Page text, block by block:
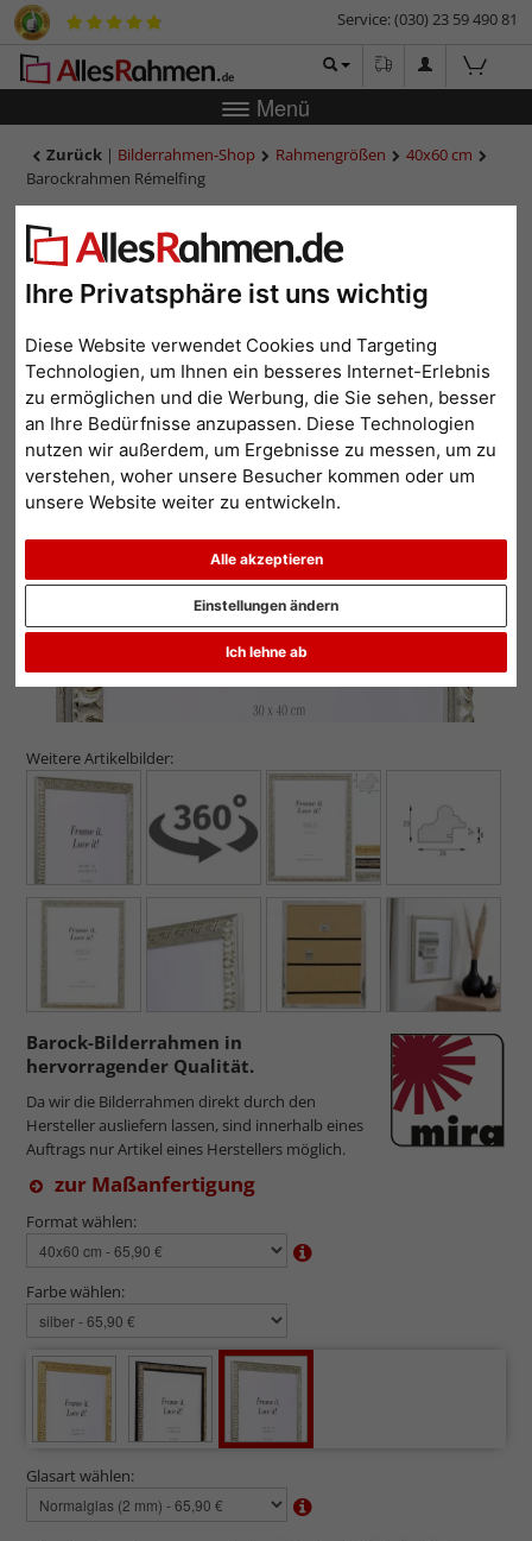
Ihre Privatsphäre ist uns wichtig
Diese Website verwendet Cookies und Targeting
Technologien, um Ihnen ein besseres Internet-Erlebnis
zu ermöglichen und die Werbung, die Sie sehen, besser
an Ihre Bedürfnisse anzupassen. Diese Technologien
nutzen wir außerdem, um Ergebnisse zu messen, um zu
verstehen, woher unsere Besucher kommen oder um
unsere Website weiter zu entwickeln.
Alle akzeptieren
Ich lehne ab
Einstellungen ändern
Service: (030) 23 59 490 81
Menü
Zurück | Bilderrahmen-Shop Rahmengrößen
40x60 cm
Barockrahmen Rémelfing
Barockrahmen Rémelfing
Zurück
Weitere Artikelbilder:
Barock-Bilderrahmen in
hervorragender Qualität.
Da wir die Bilderrahmen direkt durch den
Hersteller ausliefern lassen, sind innerhalb eines
Auftrags nur Artikel eines Herstellers möglich.
zur Maßanfertigung
Format wählen:
Farbe wählen:
Glasart wählen: